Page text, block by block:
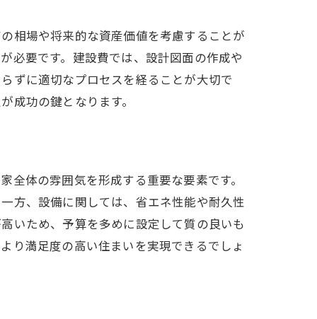
相場や将来的な資産価値を考慮することが
必要です。建設費では、設計図面の作成や
ずに適切なプロセスを経ることが大切で
成功の鍵となります。
体の雰囲気を形成する重要な要素です。
方、設備に関しては、省エネ性能や耐久性
いため、予算を多めに設定して質の良いも
り満足度の高い住まいを実現できるでしょ